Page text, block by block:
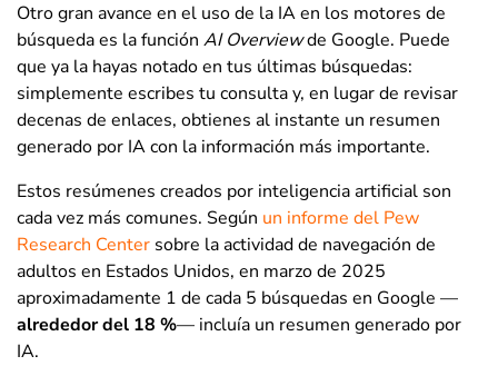
Otro gran avance en el uso de la IA en los motores de
búsqueda es la función AI Overviewde Google. Puede
que ya la hayas notado en tus últimas búsquedas:
simplemente escribes tu consulta y, en lugar de revisar
decenas de enlaces, obtienes al instante un resumen
generado por IA con la información más importante.
Estos resúmenes creados por inteligencia artificial son
cada vez más comunes. Según un informe del Pew
Research Center sobre la actividad de navegación de
adultos en Estados Unidos, en marzo de 2025
aproximadamente 1 de cada 5 búsquedas en Google —
alrededor del 18 %— incluía un resumen generado por
IA.